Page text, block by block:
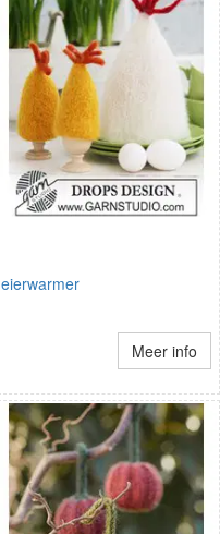
eierwarmer
Meer info